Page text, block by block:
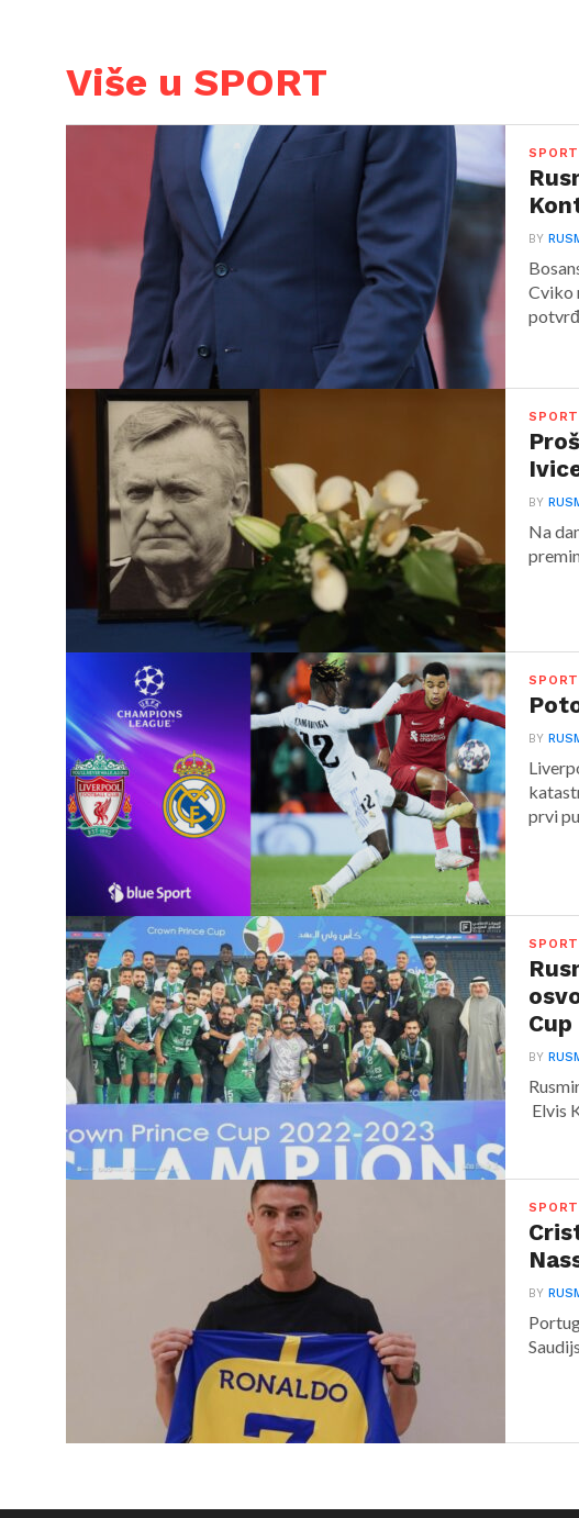
Više u SPORT
SPORT
BY
Cviko
SPORT
BY
Na
SPORT
BY
prvi
SPORT
BY
Elvis
SPORT
BY